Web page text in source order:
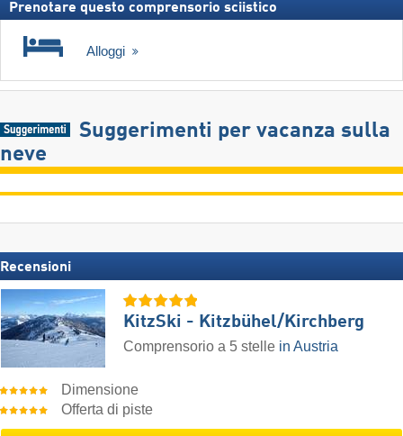
Prenotare questo comprensorio sciistico
Alloggi
Suggerimenti per vacanza sulla
neve
Recensioni
KitzSki - Kitzbühel/​Kirchberg
Comprensorio a 5 stelle in Austria
Dimensione
Offerta di piste